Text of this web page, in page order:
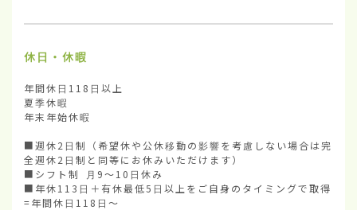
休日・休暇
年間休日118日以上
夏季休暇
年末年始休暇
■週休2日制（希望休や公休移動の影響を考慮しない場合は完
全週休2日制と同等にお休みいただけます）
■シフト制 月9～10日休み
■年休113日＋有休最低5日以上をご自身のタイミングで取得
=年間休日118日～